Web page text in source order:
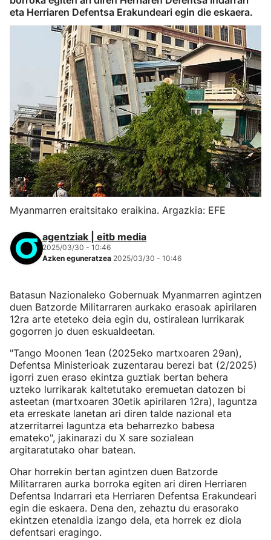
eta Herriaren Defentsa Erakundeari egin die eskaera.
Myanmarren eraitsitako eraikina. Argazkia: EFE
agentziak | eitb media
2025/03/30 - 10:46
Azken eguneratzea 2025/03/30 - 10:46
Batasun Nazionaleko Gobernuak Myanmarren agintzen
duen Batzorde Militarraren aurkako erasoak apirilaren
12ra arte eteteko deia egin du, ostiralean lurrikarak
gogorren jo duen eskualdeetan.
"Tango Moonen 1ean (2025eko martxoaren 29an),
Defentsa Ministerioak zuzentarau berezi bat (2/2025)
igorri zuen eraso ekintza guztiak bertan behera
uzteko lurrikarak kaltetutako eremuetan datozen bi
asteetan (martxoaren 30etik apirilaren 12ra), laguntza
eta erreskate lanetan ari diren talde nazional eta
atzerritarrei laguntza eta beharrezko babesa
emateko", jakinarazi du X sare sozialean
argitaratutako ohar batean.
Ohar horrekin bertan agintzen duen Batzorde
Militarraren aurka borroka egiten ari diren Herriaren
Defentsa Indarrari eta Herriaren Defentsa Erakundeari
egin die eskaera. Dena den, zehaztu du erasorako
ekintzen etenaldia izango dela, eta horrek ez diola
defentsari eragingo.